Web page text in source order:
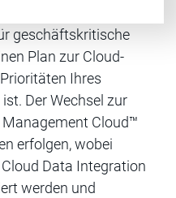
geschäftskritische
Plan zur Cloud-
Ihres
Der Wechsel zur
Cloud™
erfolgen, wobei
Data Integration
werden und